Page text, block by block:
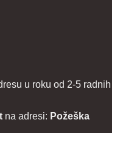
u roku od 2-5 radnih
na adresi: Požeška